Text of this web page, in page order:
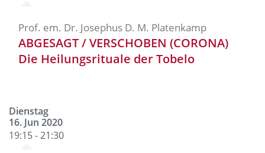
Prof. em. Dr. Josephus D. M. Platenkamp
ABGESAGT / VERSCHOBEN (CORONA)
Die Heilungsrituale der Tobelo
Dienstag
16. Jun 2020
19:15 - 21:30